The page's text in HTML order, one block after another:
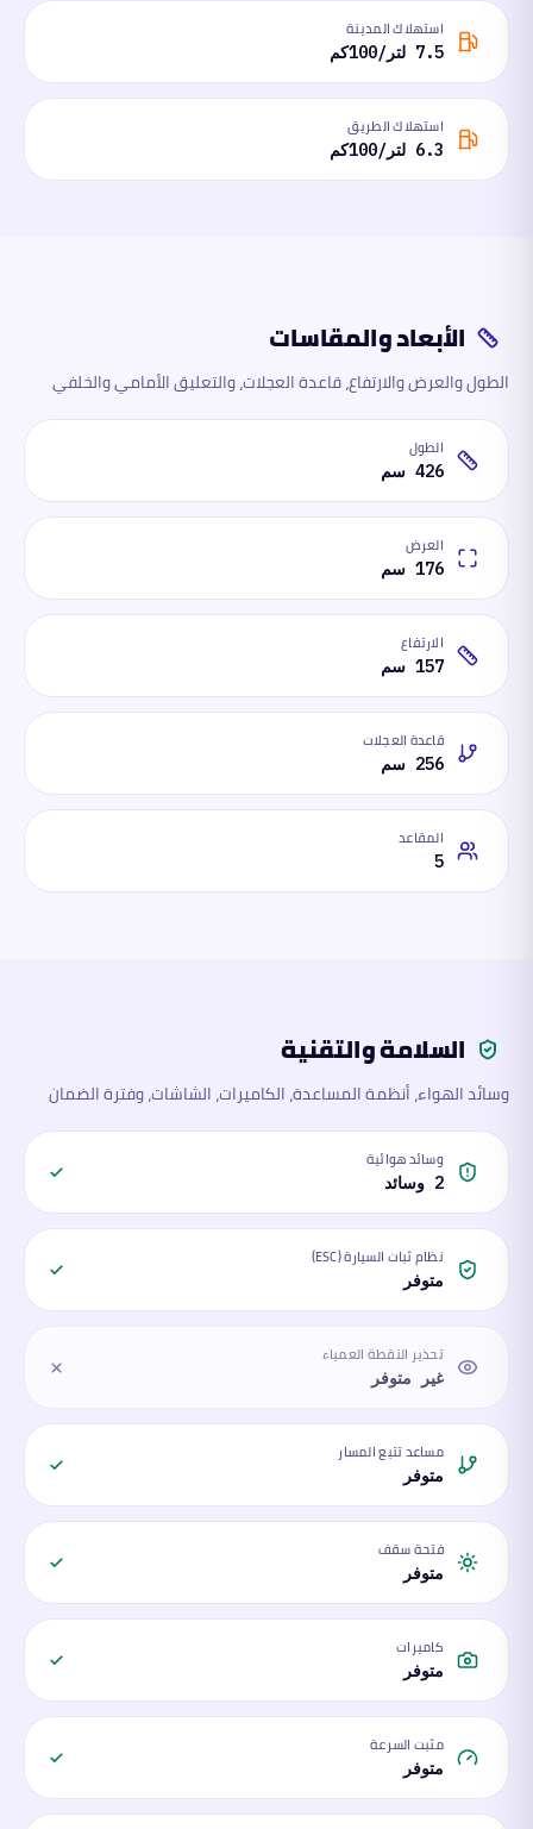
استهلاك المدينة
7.5 لتر/100كم
استهلاك الطريق
6.3 لتر/100كم
الأبعاد والمقاسات
الطول والعرض والارتفاع، قاعدة العجلات، والتعليق الأمامي والخلفي
الطول
426 سم
العرض
176 سم
الارتفاع
157 سم
قاعدة العجلات
256 سم
المقاعد
5
السلامة والتقنية
وسائد الهواء، أنظمة المساعدة، الكاميرات، الشاشات، وفترة الضمان
وسائد هوائية
2 وسائد
نظام ثبات السيارة (ESC)
متوفر
تحذير النقطة العمياء
غير متوفر
مساعد تتبع المسار
متوفر
فتحة سقف
متوفر
كاميرات
متوفر
مثبت السرعة
متوفر